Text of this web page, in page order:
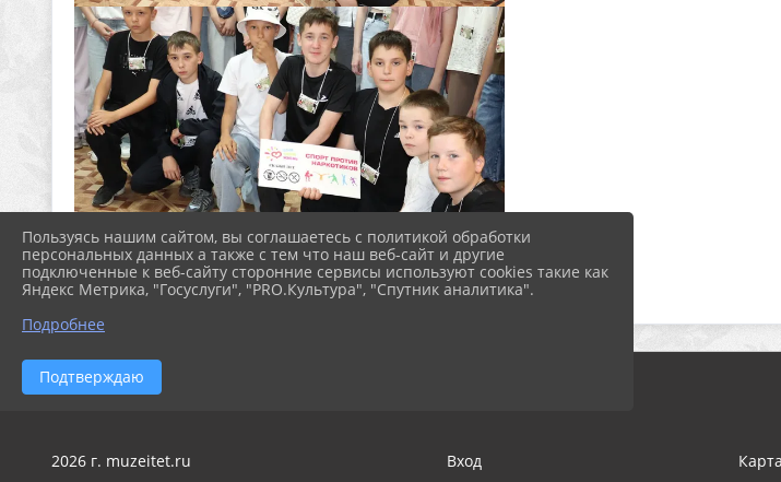
2026 г. muzeitet.ru Вход
Пользуясь нашим сайтом, вы соглашаетесь с политикой обработки
персональных данных а также с тем что наш веб-сайт и другие
подключенные к веб-сайту сторонние сервисы используют cookies такие как
Яндекс Метрика, "Госуслуги", "PRO.Культура", "Спутник аналитика".
Подробнее
Подтверждаю